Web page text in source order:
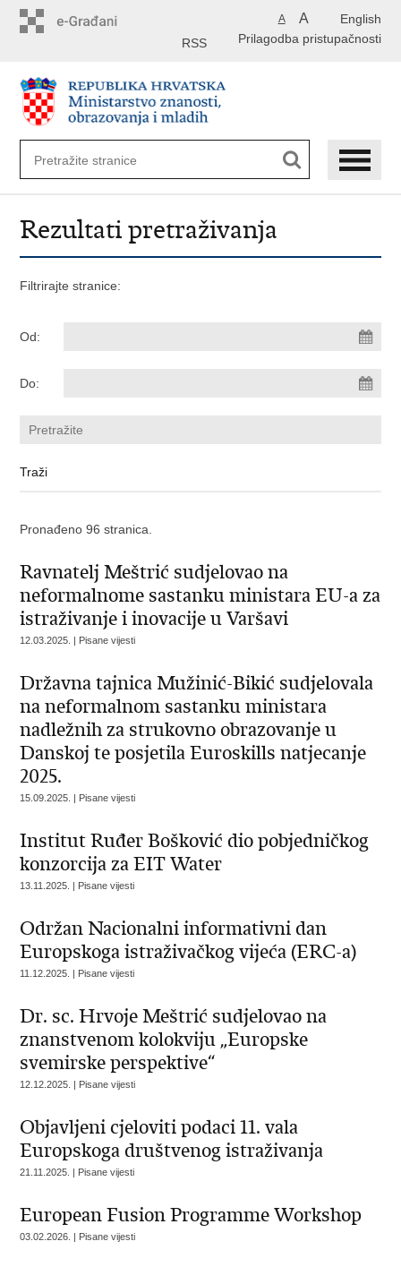
English
A A
Prilagodba pristupačnosti
RSS
Rezultati pretraživanja
Filtrirajte stranice:
Od:
Do:
Pronađeno 96 stranica.
Ravnatelj Meštrić sudjelovao na
neformalnome sastanku ministara EU-a za
istraživanje i inovacije u Varšavi
12.03.2025. | Pisane vijesti
Državna tajnica Mužinić-Bikić sudjelovala
na neformalnom sastanku ministara
nadležnih za strukovno obrazovanje u
Danskoj te posjetila Euroskills natjecanje
2025.
15.09.2025. | Pisane vijesti
Institut Ruđer Bošković dio pobjedničkog
konzorcija za EIT Water
13.11.2025. | Pisane vijesti
Održan Nacionalni informativni dan
Europskoga istraživačkog vijeća (ERC-a)
11.12.2025. | Pisane vijesti
Dr. sc. Hrvoje Meštrić sudjelovao na
znanstvenom kolokviju „Europske
svemirske perspektive“
12.12.2025. | Pisane vijesti
Objavljeni cjeloviti podaci 11. vala
Europskoga društvenog istraživanja
21.11.2025. | Pisane vijesti
European Fusion Programme Workshop
03.02.2026. | Pisane vijesti